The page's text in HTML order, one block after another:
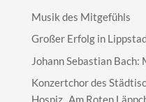
Musik des Mitgefühls
Großer Erfolg in
Johann Sebastian
Konzertchor des
Hospiz „Am Roten